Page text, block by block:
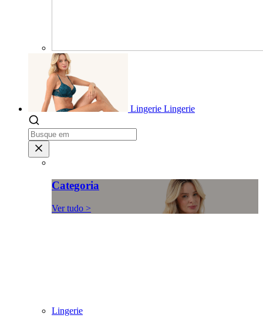
Lingerie Lingerie
Categoria
Ver tudo >
Lingerie